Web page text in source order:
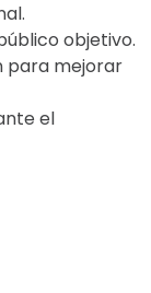
objetivo.
para mejorar
el